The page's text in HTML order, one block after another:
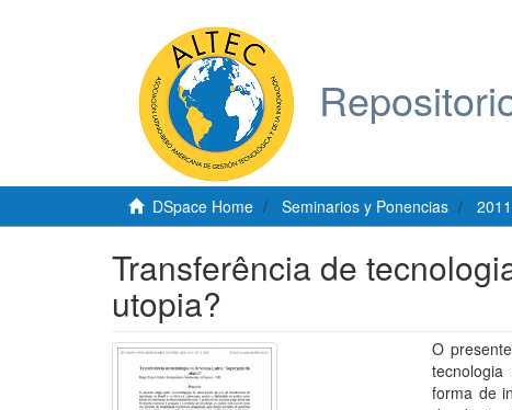
DSpace Home Seminarios y Ponencias
Transferência de
utopia?
O
forma de